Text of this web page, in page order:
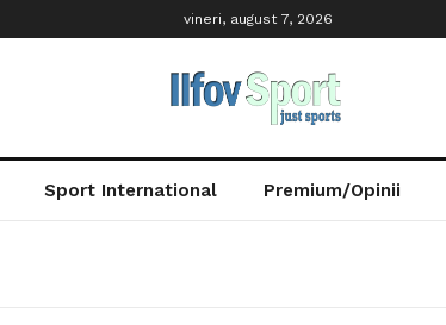
vineri, august 7, 2026
Sport International Premium/Opinii